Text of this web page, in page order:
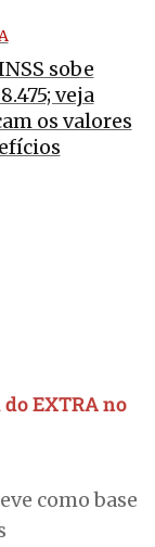
sobe
veja
os valores
EXTRA no
como base